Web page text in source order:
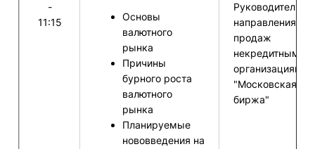
-
11:15
Основы
валютного
рынка
Причины
бурного роста
валютного
рынка
Планируемые
нововведения на
Руководитель
направления
продаж
некредитным
организациям
"Московская
биржа"